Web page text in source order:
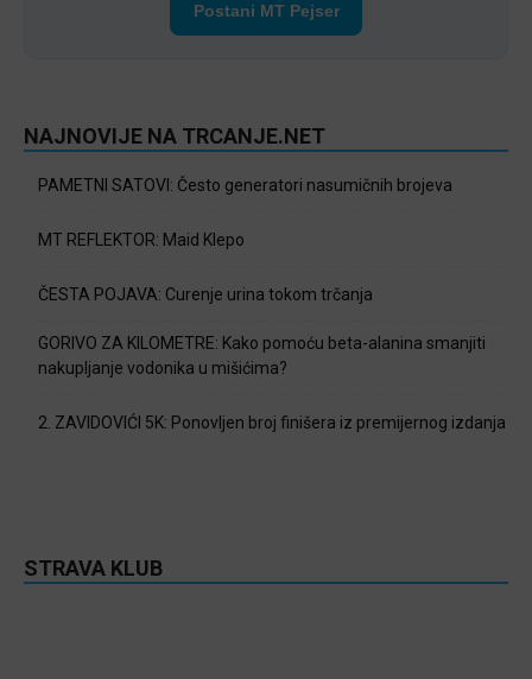
Postani MT Pejser
NAJNOVIJE NA TRCANJE.NET
PAMETNI SATOVI: Često generatori nasumičnih brojeva
MT REFLEKTOR: Maid Klepo
ČESTA POJAVA: Curenje urina tokom trčanja
GORIVO ZA KILOMETRE: Kako pomoću beta-alanina smanjiti
nakupljanje vodonika u mišićima?
2. ZAVIDOVIĆI 5K: Ponovljen broj finišera iz premijernog izdanja
STRAVA KLUB